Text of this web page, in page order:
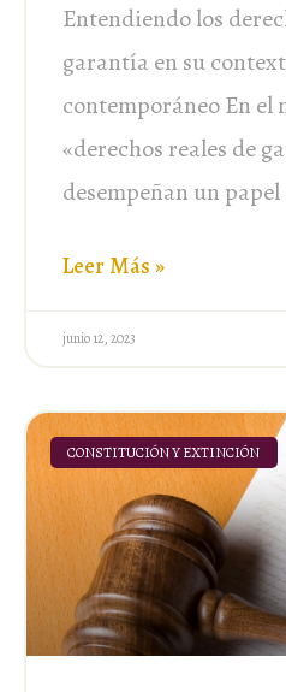
Entendiendo los
garantía en su
contemporáneo En el
«derechos reales de
desempeñan un
Leer Más »
junio 12, 2023
CONSTITUCIÓN Y EXTINCIÓN